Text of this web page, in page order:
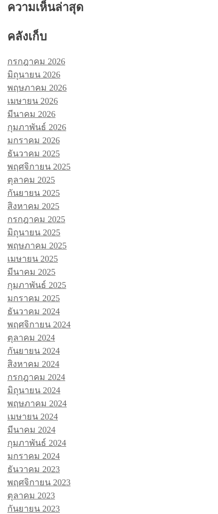
ความเห็นล่าสุด
คลังเก็บ
กรกฎาคม 2026
มิถุนายน 2026
พฤษภาคม 2026
เมษายน 2026
มีนาคม 2026
กุมภาพันธ์ 2026
มกราคม 2026
ธันวาคม 2025
พฤศจิกายน 2025
ตุลาคม 2025
กันยายน 2025
สิงหาคม 2025
กรกฎาคม 2025
มิถุนายน 2025
พฤษภาคม 2025
เมษายน 2025
มีนาคม 2025
กุมภาพันธ์ 2025
มกราคม 2025
ธันวาคม 2024
พฤศจิกายน 2024
ตุลาคม 2024
กันยายน 2024
สิงหาคม 2024
กรกฎาคม 2024
มิถุนายน 2024
พฤษภาคม 2024
เมษายน 2024
มีนาคม 2024
กุมภาพันธ์ 2024
มกราคม 2024
ธันวาคม 2023
พฤศจิกายน 2023
ตุลาคม 2023
กันยายน 2023